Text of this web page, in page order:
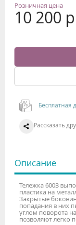
Розничная цена
10 200
Бесплатная
Рассказать
Описание
Тележка 6003
пластика на
Закрытые
попадания в них
углом поворота
позволяют легко